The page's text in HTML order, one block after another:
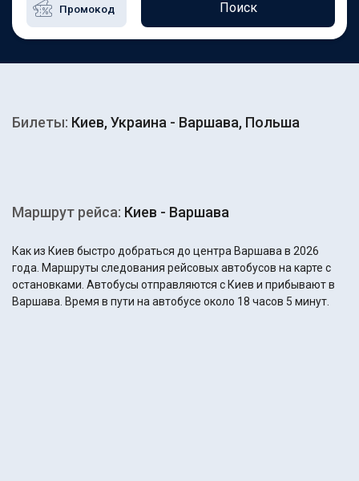
Поиск
Билеты: Киев, Украина - Варшава, Польша
Маршрут рейса: Киев - Варшава
Как из Киев быстро добраться до центра Варшава в 2026
года. Маршруты следования рейсовых автобусов на карте с
остановками. Автобусы отправляются с Киев и прибывают в
Варшава. Время в пути на автобусе около 18 часов 5 минут.